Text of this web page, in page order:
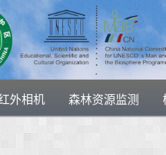
外相机 森林资源监测